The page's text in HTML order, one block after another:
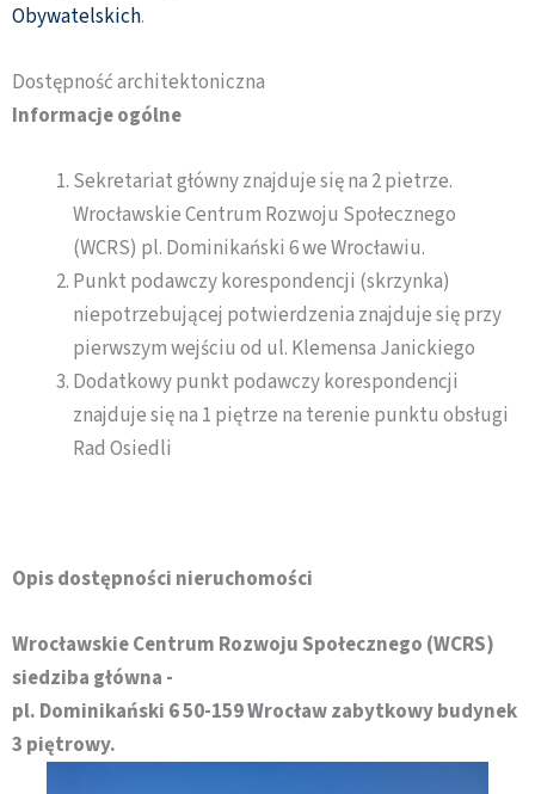
Obywatelskich.
Dostępność architektoniczna
Informacje ogólne
Sekretariat główny znajduje się na 2 pietrze.
Wrocławskie Centrum Rozwoju Społecznego
(WCRS) pl. Dominikański 6 we Wrocławiu.
Punkt podawczy korespondencji (skrzynka)
niepotrzebującej potwierdzenia znajduje się przy
pierwszym wejściu od ul. Klemensa Janickiego
Dodatkowy punkt podawczy korespondencji
znajduje się na 1 piętrze na terenie punktu obsługi
Rad Osiedli
Opis dostępności nieruchomości
Wrocławskie Centrum Rozwoju Społecznego (WCRS)
siedziba główna -
pl. Dominikański 6 50-159 Wrocław zabytkowy budynek
3 piętrowy.